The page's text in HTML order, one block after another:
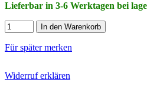
Lieferbar in 3-6 Werktagen bei
In den Warenkorb
Für später merken
Widerruf erklären